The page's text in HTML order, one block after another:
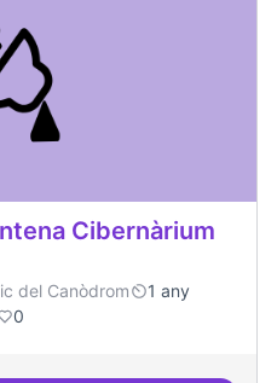
Cibernàrium
del Canòdrom
1 any
0